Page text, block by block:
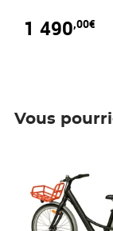
1 490,00€
Vous